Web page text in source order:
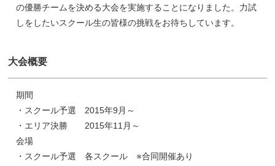
の優勝チームを決める大会を実施することになりました。力試
しをしたいスクール生の皆様の挑戦をお待ちしています。
大会概要
期間
・スクール予選 2015年9月～
・エリア決勝 2015年11月～
会場
・スクール予選 各スクール ※合同開催あり